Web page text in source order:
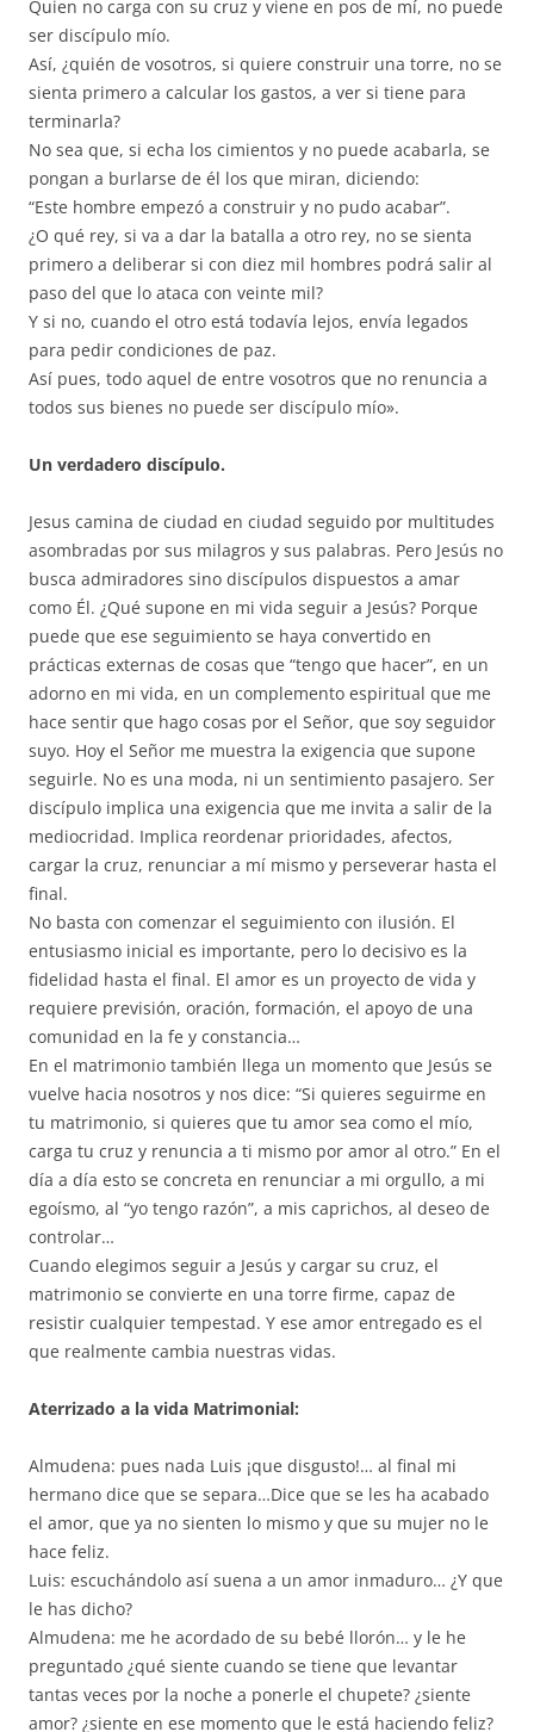
Quien no carga con su cruz y viene en pos de mí, no puede
ser discípulo mío.
Así, ¿quién de vosotros, si quiere construir una torre, no se
sienta primero a calcular los gastos, a ver si tiene para
terminarla?
No sea que, si echa los cimientos y no puede acabarla, se
pongan a burlarse de él los que miran, diciendo:
“Este hombre empezó a construir y no pudo acabar”.
¿O qué rey, si va a dar la batalla a otro rey, no se sienta
primero a deliberar si con diez mil hombres podrá salir al
paso del que lo ataca con veinte mil?
Y si no, cuando el otro está todavía lejos, envía legados
para pedir condiciones de paz.
Así pues, todo aquel de entre vosotros que no renuncia a
todos sus bienes no puede ser discípulo mío».
Un verdadero discípulo.
Jesus camina de ciudad en ciudad seguido por multitudes
asombradas por sus milagros y sus palabras. Pero Jesús no
busca admiradores sino discípulos dispuestos a amar
como Él. ¿Qué supone en mi vida seguir a Jesús? Porque
puede que ese seguimiento se haya convertido en
prácticas externas de cosas que “tengo que hacer”, en un
adorno en mi vida, en un complemento espiritual que me
hace sentir que hago cosas por el Señor, que soy seguidor
suyo. Hoy el Señor me muestra la exigencia que supone
seguirle. No es una moda, ni un sentimiento pasajero. Ser
discípulo implica una exigencia que me invita a salir de la
mediocridad. Implica reordenar prioridades, afectos,
cargar la cruz, renunciar a mí mismo y perseverar hasta el
final.
No basta con comenzar el seguimiento con ilusión. El
entusiasmo inicial es importante, pero lo decisivo es la
fidelidad hasta el final. El amor es un proyecto de vida y
requiere previsión, oración, formación, el apoyo de una
comunidad en la fe y constancia…
En el matrimonio también llega un momento que Jesús se
vuelve hacia nosotros y nos dice: “Si quieres seguirme en
tu matrimonio, si quieres que tu amor sea como el mío,
carga tu cruz y renuncia a ti mismo por amor al otro.” En el
día a día esto se concreta en renunciar a mi orgullo, a mi
egoísmo, al “yo tengo razón”, a mis caprichos, al deseo de
controlar…
Cuando elegimos seguir a Jesús y cargar su cruz, el
matrimonio se convierte en una torre firme, capaz de
resistir cualquier tempestad. Y ese amor entregado es el
que realmente cambia nuestras vidas.
Aterrizado a la vida Matrimonial:
Almudena: pues nada Luis ¡que disgusto!… al final mi
hermano dice que se separa…Dice que se les ha acabado
el amor, que ya no sienten lo mismo y que su mujer no le
hace feliz.
Luis: escuchándolo así suena a un amor inmaduro… ¿Y que
le has dicho?
Almudena: me he acordado de su bebé llorón… y le he
preguntado ¿qué siente cuando se tiene que levantar
tantas veces por la noche a ponerle el chupete? ¿siente
amor? ¿siente en ese momento que le está haciendo feliz?